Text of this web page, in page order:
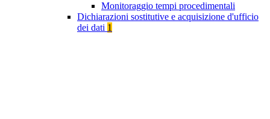
Monitoraggio tempi procedimentali
Dichiarazioni sostitutive e acquisizione d'ufficio
dei dati 1